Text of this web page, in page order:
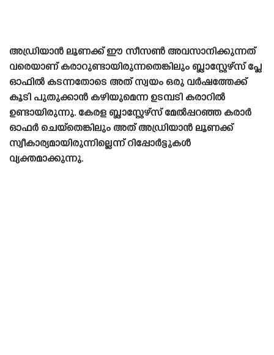
അഡ്രിയാൻ ലൂണക്ക് ഈ സീസൺ അവസാനിക്കുന്നത്
വരെയാണ് കരാറുണ്ടായിരുന്നതെങ്കിലും ബ്ലാസ്റ്റേഴ്‌സ് പ്ലേ
ഓഫിൽ കടന്നതോടെ അത് സ്വയം ഒരു വർഷത്തേക്ക്
കൂടി പുതുക്കാൻ കഴിയുമെന്ന ഉടമ്പടി കരാറിൽ
ഉണ്ടായിരുന്നു. കേരള ബ്ലാസ്റ്റേഴ്‌സ് മേൽപ്പറഞ്ഞ കരാർ
ഓഫർ ചെയ്‌തെങ്കിലും അത് അഡ്രിയാൻ ലൂണക്ക്
സ്വീകാര്യമായിരുന്നില്ലെന്ന് റിപ്പോർട്ടുകൾ
വ്യക്തമാക്കുന്നു.